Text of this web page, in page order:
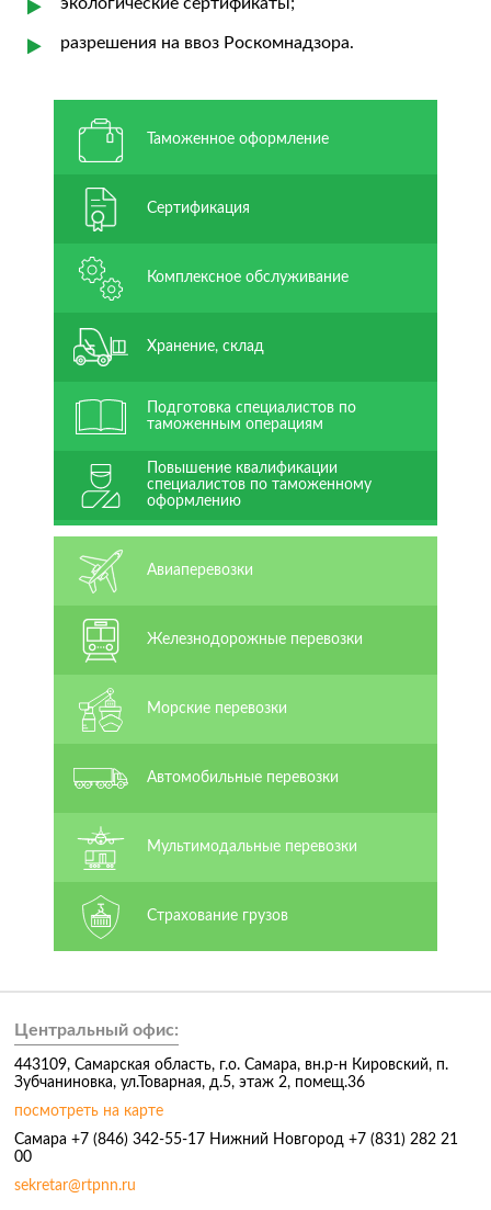
Таможенное оформление
Сертификация
Комплексное обслуживание
Хранение, склад
Подготовка специалистов по
таможенным операциям
Повышение квалификации
специалистов по таможенному
оформлению
Авиаперевозки
Железнодорожные перевозки
Морские перевозки
Автомобильные перевозки
Мультимодальные перевозки
Страхование грузов
разрешения на ввоз Роскомнадзора.
Центральный офис:
443109, Самарская область, г.о. Самара, вн.р-н Кировский, п.
Зубчаниновка, ул.Товарная, д.5, этаж 2, помещ.36
посмотреть на карте
Самара +7 (846) 342-55-17 Нижний Новгород +7 (831) 282 21
00
sekretar@rtpnn.ru